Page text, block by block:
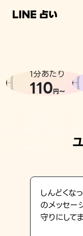
相談事例
1分あたり
110円〜
しんどくな
のメッセー
守りにしてま